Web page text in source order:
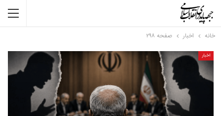
خانه اخبار صفحه ۲۹۸
اخبار